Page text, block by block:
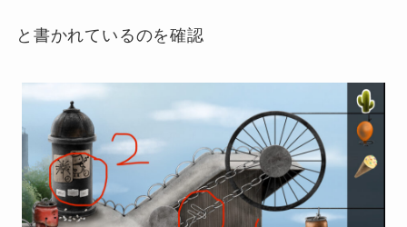
と書かれているのを確認